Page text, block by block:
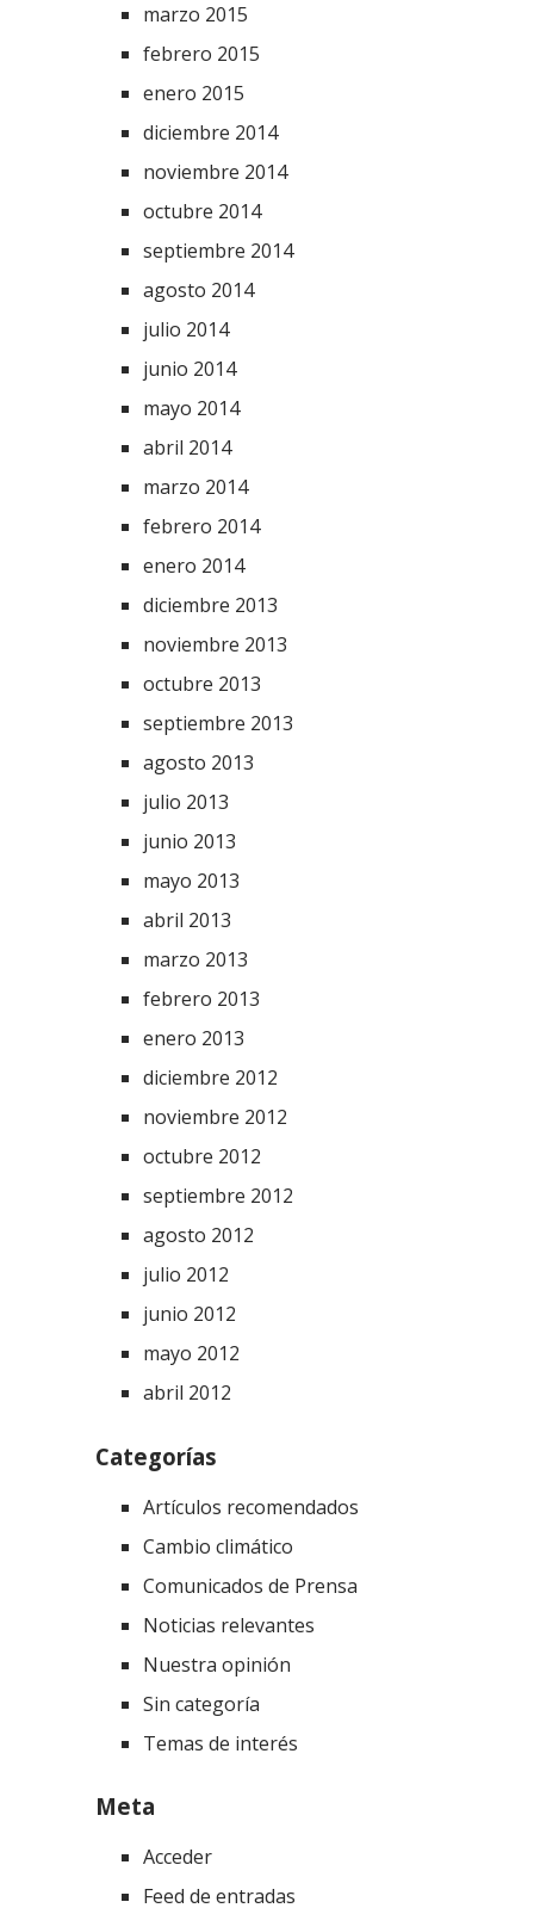
marzo 2015
febrero 2015
enero 2015
diciembre 2014
noviembre 2014
octubre 2014
septiembre 2014
agosto 2014
julio 2014
junio 2014
mayo 2014
abril 2014
marzo 2014
febrero 2014
enero 2014
diciembre 2013
noviembre 2013
octubre 2013
septiembre 2013
agosto 2013
julio 2013
junio 2013
mayo 2013
abril 2013
marzo 2013
febrero 2013
enero 2013
diciembre 2012
noviembre 2012
octubre 2012
septiembre 2012
agosto 2012
julio 2012
junio 2012
mayo 2012
abril 2012
Categorías
Artículos recomendados
Cambio climático
Comunicados de Prensa
Noticias relevantes
Nuestra opinión
Sin categoría
Temas de interés
Meta
Acceder
Feed de entradas